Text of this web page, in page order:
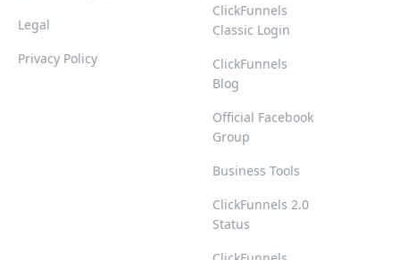
Legal
Privacy Policy
ClickFunnels
Classic Login
ClickFunnels
Blog
Official Facebook
Group
Business Tools
ClickFunnels 2.0
Status